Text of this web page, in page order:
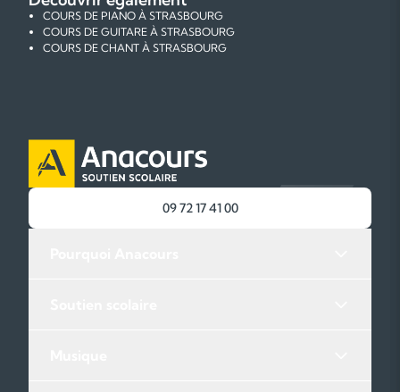
COURS DE PIANO À STRASBOURG
COURS DE GUITARE À STRASBOURG
COURS DE CHANT À STRASBOURG
09 72 17 41 00